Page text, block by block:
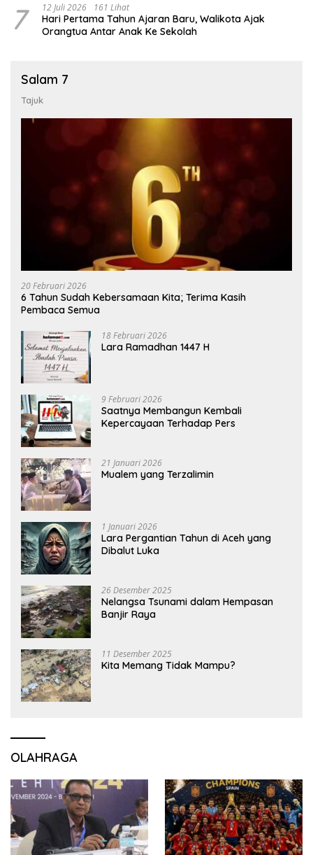
7 12 Juli 2026 161 Lihat
Hari Pertama Tahun Ajaran Baru, Walikota Ajak
Orangtua Antar Anak Ke Sekolah
Salam 7
Tajuk
20 Februari 2026
6 Tahun Sudah Kebersamaan Kita; Terima Kasih
Pembaca Semua
18 Februari 2026
Lara Ramadhan 1447 H
9 Februari 2026
Saatnya Membangun Kembali
Kepercayaan Terhadap Pers
21 Januari 2026
Mualem yang Terzalimin
1 Januari 2026
Lara Pergantian Tahun di Aceh yang
Dibalut Luka
26 Desember 2025
Nelangsa Tsunami dalam Hempasan
Banjir Raya
11 Desember 2025
Kita Memang Tidak Mampu?
OLAHRAGA